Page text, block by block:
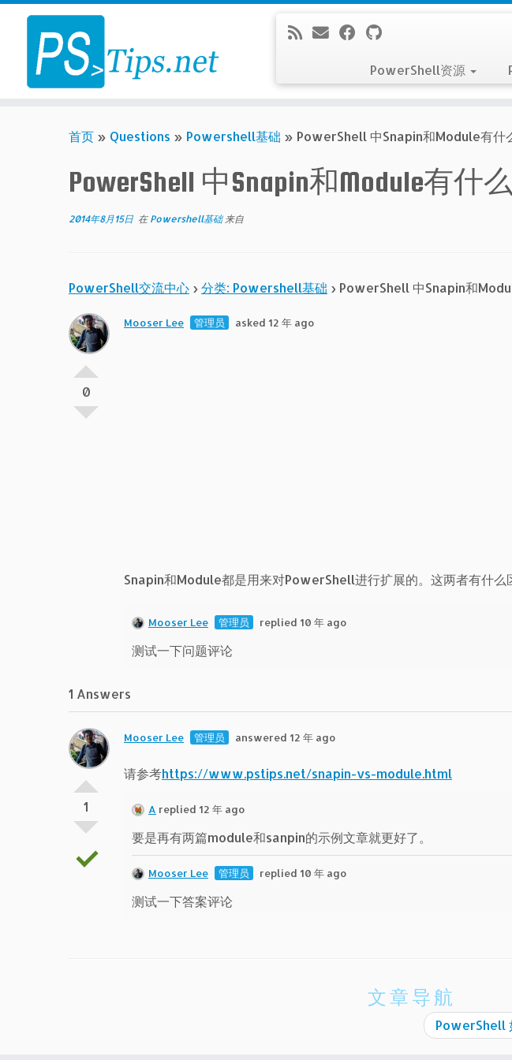
Skip
content
PowerShell资源
首页 » Questions » Powershell基础 » PowerShell 中Snapin和Module有什
PowerShell 中Snapin和Module有什
2014年8月15日 在 Powershell基础 来自
PowerShell交流中心 › 分类: Powershell基础 › PowerShell 中Snapin和
0
Mooser Lee 管理员 asked 12 年 ago
Snapin和Module都是用来对PowerShell进行扩展的。这两者有什么
Mooser Lee 管理员 replied 10 年 ago
测试一下问题评论
1 Answers
1
Mooser Lee 管理员 answered 12 年 ago
请参考https://www.pstips.net/snapin-vs-module.html
A replied 12 年 ago
要是再有两篇module和sanpin的示例文章就更好了。
Mooser Lee 管理员 replied 10 年 ago
测试一下答案评论
文章导航
PowerShell